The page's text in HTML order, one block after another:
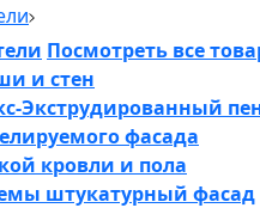
Посмотреть все
и стен
Экструдированный
фасада
кровли и пола
штукатурный фасад